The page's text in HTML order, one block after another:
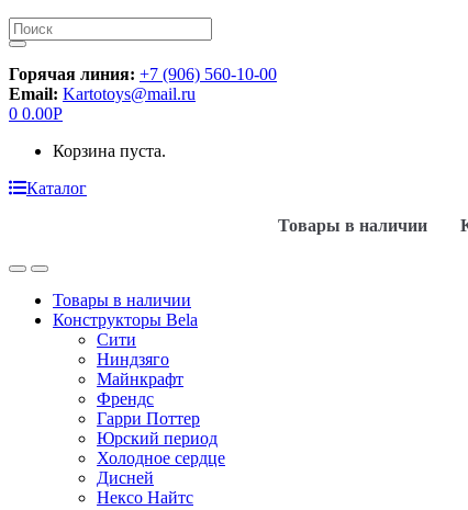
Искать:
Горячая линия: +7 (906) 560-10-00
Email: Kartotoys@mail.ru
0 0.00Р
Корзина пуста.
Каталог
Товары в наличии
Товары в наличии
Конструкторы Bela
Сити
Ниндзяго
Майнкрафт
Френдс
Гарри Поттер
Юрский период
Холодное сердце
Дисней
Нексо Найтс